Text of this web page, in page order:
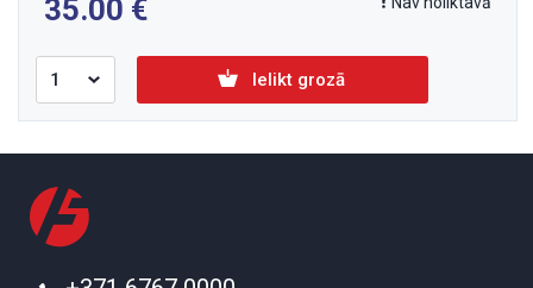
35.00
Ielikt grozā